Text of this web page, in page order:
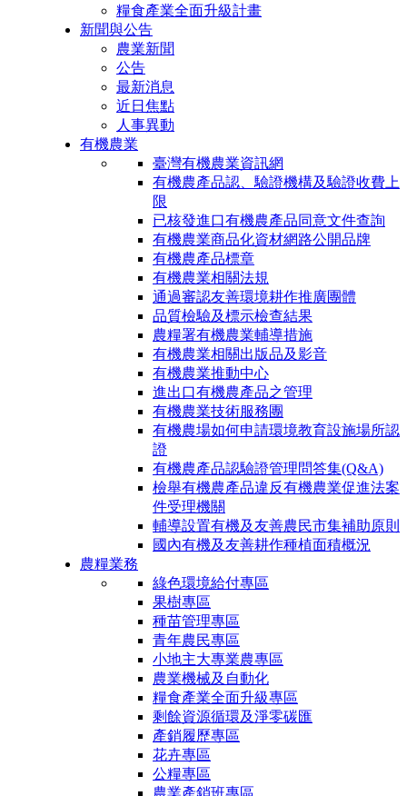
糧食產業全面升級計畫
新聞與公告
農業新聞
公告
最新消息
近日焦點
人事異動
有機農業
臺灣有機農業資訊網
有機農產品認、驗證機構及驗證收費上
限
已核發進口有機農產品同意文件查詢
有機農業商品化資材網路公開品牌
有機農產品標章
有機農業相關法規
通過審認友善環境耕作推廣團體
品質檢驗及標示檢查結果
農糧署有機農業輔導措施
有機農業相關出版品及影音
有機農業推動中心
進出口有機農產品之管理
有機農業技術服務團
有機農場如何申請環境教育設施場所認
證
有機農產品認驗證管理問答集(Q&A)
檢舉有機農產品違反有機農業促進法案
件受理機關
輔導設置有機及友善農民市集補助原則
國內有機及友善耕作種植面積概況
農糧業務
綠色環境給付專區
果樹專區
種苗管理專區
青年農民專區
小地主大專業農專區
農業機械及自動化
糧食產業全面升級專區
剩餘資源循環及淨零碳匯
產銷履歷專區
花卉專區
公糧專區
農業產銷班專區